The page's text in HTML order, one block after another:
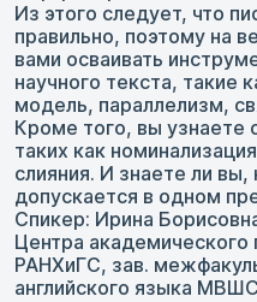
Из этого следует, что
правильно, поэтому на
вами осваивать
научного текста, такие
модель, параллелизм,
Кроме того, вы узнаете
таких как
слияния. И знаете ли
допускается в одном
Спикер: Ирина
Центра
РАНХиГС, зав.
английского языка